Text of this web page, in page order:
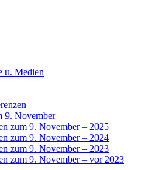
u. Medien
9. November
zum 9. November – 2025
zum 9. November – 2024
zum 9. November – 2023
zum 9. November – vor 2023